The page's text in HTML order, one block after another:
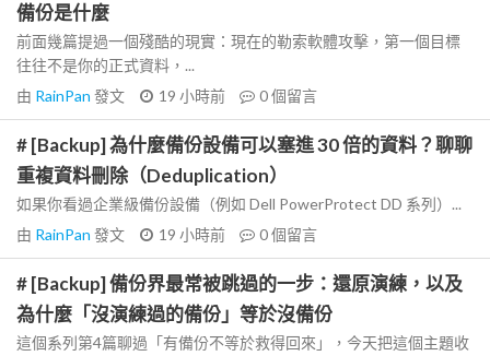
備份是什麼
前面幾篇提過一個殘酷的現實：現在的勒索軟體攻擊，第一個目標
往往不是你的正式資料，...
由 RainPan 發文 19 小時前 0個留言
# [Backup] 為什麼備份設備可以塞進 30 倍的資料？聊聊
重複資料刪除（Deduplication）
如果你看過企業級備份設備（例如 Dell PowerProtect DD 系列）...
由 RainPan 發文 19 小時前 0個留言
# [Backup] 備份界最常被跳過的一步：還原演練，以及
為什麼「沒演練過的備份」等於沒備份
這個系列第4篇聊過「有備份不等於救得回來」，今天把這個主題收